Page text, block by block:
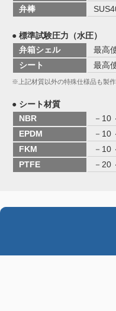
弁棒
● 標準試験圧力（水圧）
弁箱シェル
最高
シート
最高
※上記材質以外の特殊仕様品も製作
● シート材質
NBR
－10
EPDM
－10
FKM
－10
PTFE
－20